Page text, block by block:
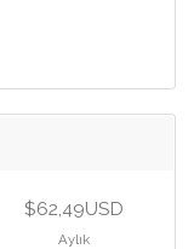
$62,49USD
Aylık